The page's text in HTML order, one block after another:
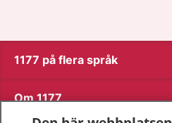
1177 på flera språk
Om 1177